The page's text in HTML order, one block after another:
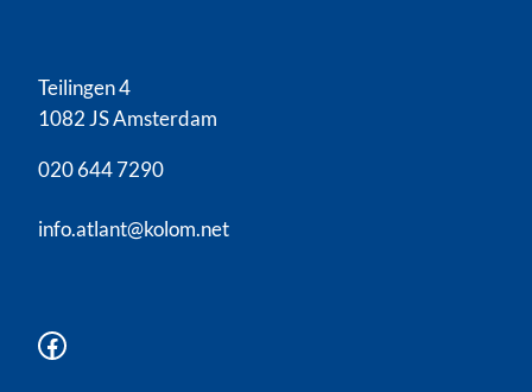
Teilingen 4
1082 JS Amsterdam
020 644 7290
info.atlant@kolom.net
Facebook